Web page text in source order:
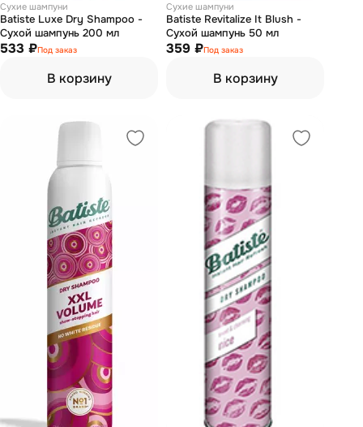
Сухие шампуни
Batiste Luxe Dry Shampoo -
Сухой шампунь 200 мл
533 ₽Под заказ
В корзину
Сухие шампуни
Batiste Revitalize It Blush -
Сухой шампунь 50 мл
359 ₽Под заказ
В корзину